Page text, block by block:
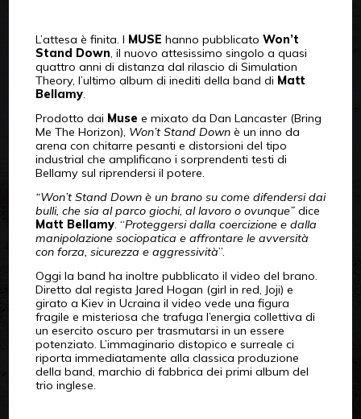
L’attesa è finita. I MUSE hanno pubblicato Won’t
Stand Down, il nuovo attesissimo singolo a quasi
quattro anni di distanza dal rilascio di Simulation
Theory, l’ultimo album di inediti della band di Matt
Bellamy.
Prodotto dai Muse e mixato da Dan Lancaster (Bring
Me The Horizon), Won’t Stand Downè un inno da
arena con chitarre pesanti e distorsioni del tipo
industrial che amplificano i sorprendenti testi di
Bellamy sul riprendersi il potere.
“Won’t Stand Down è un brano su come difendersi dai
bulli, che sia al parco giochi, al lavoro o ovunque”dice
Matt Bellamy. “Proteggersi dalla coercizione e dalla
manipolazione sociopatica e affrontare le avversità
con forza, sicurezza e aggressività”.
Oggi la band ha inoltre pubblicato il video del brano.
Diretto dal regista Jared Hogan (girl in red, Joji) e
girato a Kiev in Ucraina il video vede una figura
fragile e misteriosa che trafuga l’energia collettiva di
un esercito oscuro per trasmutarsi in un essere
potenziato. L’immaginario distopico e surreale ci
riporta immediatamente alla classica produzione
della band, marchio di fabbrica dei primi album del
trio inglese.